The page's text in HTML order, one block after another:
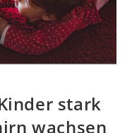
stark
wachsen